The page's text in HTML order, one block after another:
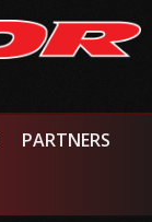
PARTNERS